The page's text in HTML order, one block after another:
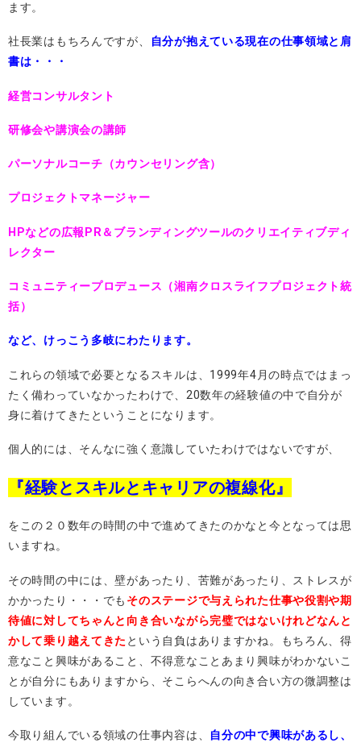
ます。
社長業はもちろんですが、
自分が抱えている現在の仕事領域と肩
書は・・・
経営コンサルタント
研修会や講演会の講師
パーソナルコーチ（カウンセリング含）
プロジェクトマネージャー
HPなどの広報PR＆ブランディングツールのクリエイティブディ
レクター
コミュニティープロデュース（湘南クロスライフプロジェクト統
括）
など、けっこう多岐にわたります。
これらの領域で必要となるスキルは、1999年4月の時点ではまっ
たく備わっていなかったわけで、20数年の経験値の中で自分が
身に着けてきたということになります。
個人的には、そんなに強く意識していたわけではないですが、
『経験とスキルとキャリアの複線化』
をこの２０数年の時間の中で進めてきたのかなと今となっては思
いますね。
その時間の中には、壁があったり、苦難があったり、ストレスが
かかったり・・・でも そのステージで与えられた仕事や役割や期
待値に対してちゃんと向き合いながら完璧ではないけれどなんと
かして乗り越えてきた という自負はありますかね。もちろん、得
意なこと興味があること、不得意なことあまり興味がわかないこ
とが自分にもありますから、そこらへんの向き合い方の微調整は
しています。
今取り組んでいる領域の仕事内容は、 自分の中で興味があるし、